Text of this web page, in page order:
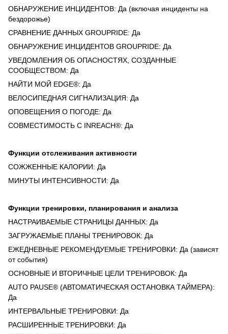
ОБНАРУЖЕНИЕ ИНЦИДЕНТОВ: Да (включая инциденты на
бездорожье)
СРАВНЕНИЕ ДАННЫХ GROUPRIDE: Да
ОБНАРУЖЕНИЕ ИНЦИДЕНТОВ GROUPRIDE: Да
УВЕДОМЛЕНИЯ ОБ ОПАСНОСТЯХ, СОЗДАННЫЕ
СООБЩЕСТВОМ: Да
НАЙТИ МОЙ EDGE®: Да
ВЕЛОСИПЕДНАЯ СИГНАЛИЗАЦИЯ: Да
ОПОВЕЩЕНИЯ О ПОГОДЕ: Да
СОВМЕСТИМОСТЬ С INREACH®: Да
Функции отслеживания активности
СОЖЖЕННЫЕ КАЛОРИИ: Да
МИНУТЫ ИНТЕНСИВНОСТИ: Да
Функции тренировки, планирования и анализа
НАСТРАИВАЕМЫЕ СТРАНИЦЫ ДАННЫХ: Да
ЗАГРУЖАЕМЫЕ ПЛАНЫ ТРЕНИРОВОК: Да
ЕЖЕДНЕВНЫЕ РЕКОМЕНДУЕМЫЕ ТРЕНИРОВКИ: Да (зависят
от события)
ОСНОВНЫЕ И ВТОРИЧНЫЕ ЦЕЛИ ТРЕНИРОВОК: Да
AUTO PAUSE® (АВТОМАТИЧЕСКАЯ ОСТАНОВКА ТАЙМЕРА):
Да
ИНТЕРВАЛЬНЫЕ ТРЕНИРОВКИ: Да
РАСШИРЕННЫЕ ТРЕНИРОВКИ: Да